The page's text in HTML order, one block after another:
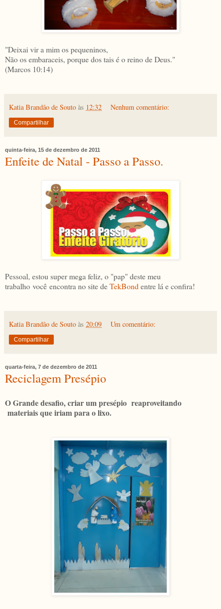
"Deixai vir a mim os pequeninos,
Não os embaraceis, porque dos tais é o reino de Deus."
(Marcos 10:14)
Katia Brandão de Souto às 12:32 Nenhum comentário:
Compartilhar
quinta-feira, 15 de dezembro de 2011
Enfeite de Natal - Passo a Passo.
Pessoal, estou super mega feliz, o "pap" deste meu
trabalho você encontra no site deTekBondentre lá e confira!
Katia Brandão de Souto às 20:09 Um comentário:
Compartilhar
quarta-feira, 7 de dezembro de 2011
Reciclagem Presépio
O Grande desafio, criar um presépio reaproveitando
materiais que iriam para o lixo.